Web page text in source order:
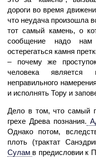
дороги во время
что неудача произошла
тот самый камень, о
сообщение надо
остерегаться камня
– почему же
человека
неправильного
и исполнять Тору и
Дело в том, что самый
грехе Древа познания.
Однако потом,
плоть (трактат
Сулам в предисловии к